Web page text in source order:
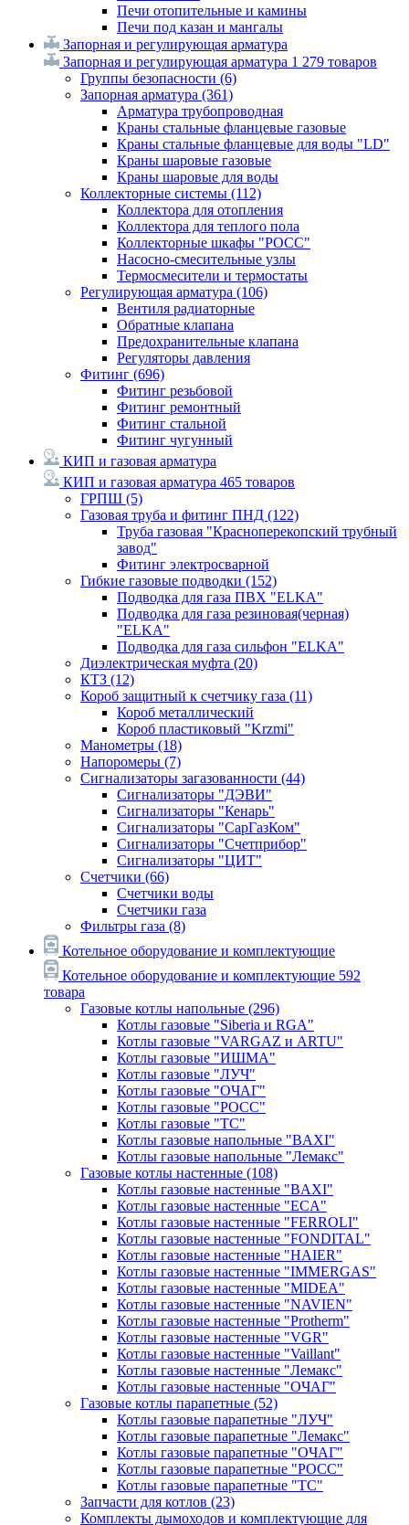
Печи отопительные и камины
Печи под казан и мангалы
Запорная и регулирующая арматура
Запорная и регулирующая арматура 1 279 товаров
Группы безопасности (6)
Запорная арматура (361)
Арматура трубопроводная
Краны стальные фланцевые газовые
Краны стальные фланцевые для воды "LD"
Краны шаровые газовые
Краны шаровые для воды
Коллекторные системы (112)
Коллектора для отопления
Коллектора для теплого пола
Коллекторные шкафы "РОСС"
Насосно-смесительные узлы
Термосмесители и термостаты
Регулирующая арматура (106)
Вентиля радиаторные
Обратные клапана
Предохранительные клапана
Регуляторы давления
Фитинг (696)
Фитинг резьбовой
Фитинг ремонтный
Фитинг стальной
Фитинг чугунный
КИП и газовая арматура
КИП и газовая арматура 465 товаров
ГРПШ (5)
Газовая труба и фитинг ПНД (122)
Труба газовая "Красноперекопский трубный
завод"
Фитинг электросварной
Гибкие газовые подводки (152)
Подводка для газа ПВХ "ELKA"
Подводка для газа резиновая(черная)
"ELKA"
Подводка для газа сильфон "ELKA"
Диэлектрическая муфта (20)
КТЗ (12)
Короб защитный к счетчику газа (11)
Короб металлический
Короб пластиковый "Krzmi"
Манометры (18)
Напоромеры (7)
Сигнализаторы загазованности (44)
Сигнализаторы "ДЭВИ"
Сигнализаторы "Кенарь"
Сигнализаторы "СарГазКом"
Сигнализаторы "Счетприбор"
Сигнализаторы "ЦИТ"
Счетчики (66)
Счетчики воды
Счетчики газа
Фильтры газа (8)
Котельное оборудование и комплектующие
Котельное оборудование и комплектующие 592
товара
Газовые котлы напольные (296)
Котлы газовые "Siberia и RGA"
Котлы газовые "VARGAZ и ARTU"
Котлы газовые "ИШМА"
Котлы газовые "ЛУЧ"
Котлы газовые "ОЧАГ"
Котлы газовые "РОСС"
Котлы газовые "ТС"
Котлы газовые напольные "BAXI"
Котлы газовые напольные "Лемакс"
Газовые котлы настенные (108)
Котлы газовые настенные "BAXI"
Котлы газовые настенные "ECA"
Котлы газовые настенные "FERROLI"
Котлы газовые настенные "FONDITAL"
Котлы газовые настенные "HAIER"
Котлы газовые настенные "IMMERGAS"
Котлы газовые настенные "MIDEA"
Котлы газовые настенные "NAVIEN"
Котлы газовые настенные "Protherm"
Котлы газовые настенные "VGR"
Котлы газовые настенные "Vaillant"
Котлы газовые настенные "Лемакс"
Котлы газовые настенные "ОЧАГ"
Газовые котлы парапетные (52)
Котлы газовые парапетные "ЛУЧ"
Котлы газовые парапетные "Лемакс"
Котлы газовые парапетные "ОЧАГ"
Котлы газовые парапетные "РОСС"
Котлы газовые парапетные "ТС"
Запчасти для котлов (23)
Комплекты дымоходов и комплектующие для